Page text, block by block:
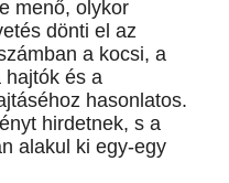
menő, olykor
dönti el az
a kocsi, a
hajtók és a
hasonlatos.
hirdetnek, s a
alakul ki egy-egy